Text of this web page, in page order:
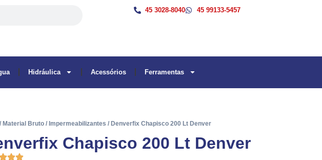
45 3028-8040 45 99133-5457
Hidráulica Acessórios Ferramentas
/ Material Bruto / Impermeabilizantes / Denverfix Chapisco 200 Lt Denver
Chapisco 200 Lt Denver